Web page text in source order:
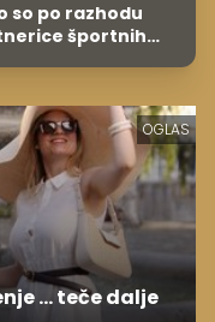
so po razhodu
športnih
OGLAS
... teče dalje